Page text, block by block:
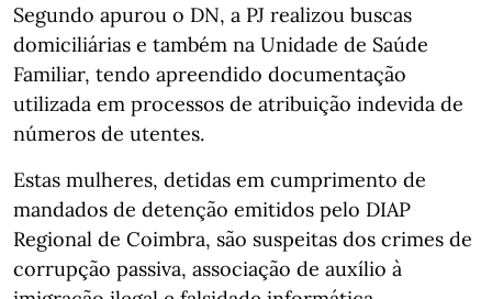
Segundo apurou o DN, a PJ realizou buscas
domiciliárias e também na Unidade de Saúde
Familiar, tendo apreendido documentação
utilizada em processos de atribuição indevida de
números de utentes.
Estas mulheres, detidas em cumprimento de
mandados de detenção emitidos pelo DIAP
Regional de Coimbra, são suspeitas dos crimes de
corrupção passiva, associação de auxílio à